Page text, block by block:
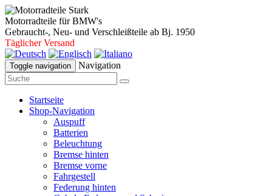
Motorradteile für BMW's
Gebraucht-, Neu- und Verschleißteile ab Bj. 1950
Täglicher Versand
Toggle navigation Navigation
Startseite
Shop-Navigation
Auspuff
Batterien
Beleuchtung
Bremse hinten
Bremse vorne
Fahrgestell
Federung hinten